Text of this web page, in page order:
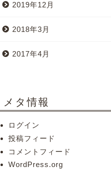
2019年12月
2018年3月
2017年4月
メタ情報
ログイン
投稿フィード
コメントフィード
WordPress.org